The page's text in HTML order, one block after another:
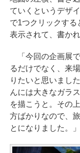
ていくというデザ
で1つクリックする
表示されて、書か
「今回の企画展
るだけでなく、来
りたいと思いまし
んには大きなガラ
を描こうと。その
方ばかりなので、
とになりました。